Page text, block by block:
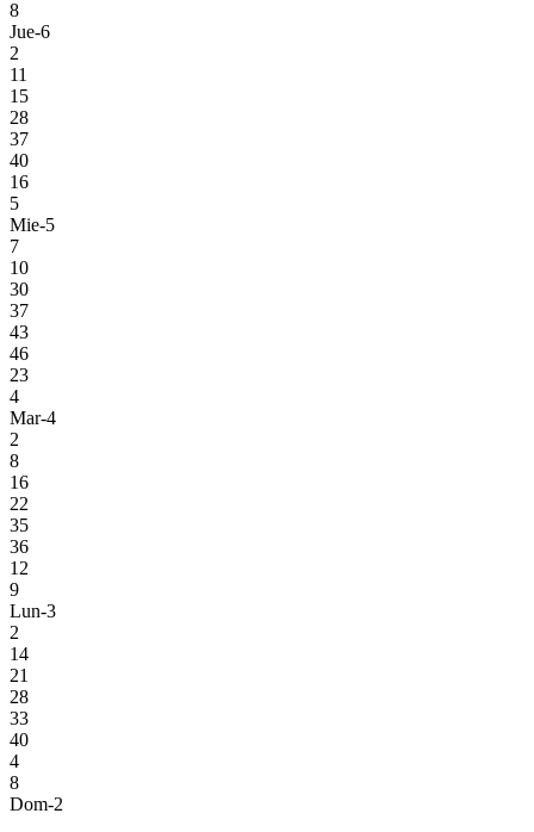
8
Jue-6
2
11
15
28
37
40
16
5
Mie-5
7
10
30
37
43
46
23
4
Mar-4
2
8
16
22
35
36
12
9
Lun-3
2
14
21
28
33
40
4
8
Dom-2